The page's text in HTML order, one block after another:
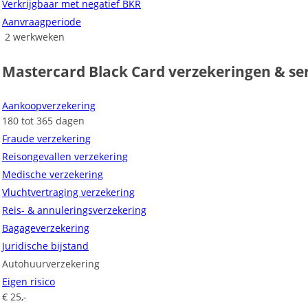
Verkrijgbaar met negatief BKR
Aanvraagperiode
2 werkweken
Mastercard Black Card verzekeringen &
Aankoopverzekering
180 tot 365 dagen
Fraude verzekering
Reisongevallen verzekering
Medische verzekering
Vluchtvertraging verzekering
Reis- & annuleringsverzekering
Bagageverzekering
Juridische bijstand
Autohuurverzekering
Eigen risico
€ 25,-